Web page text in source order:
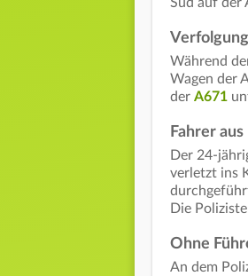
Während
Wagen der
der A671
Fahrer
Der 24-
verletzt ins
Die
Ohne
An dem